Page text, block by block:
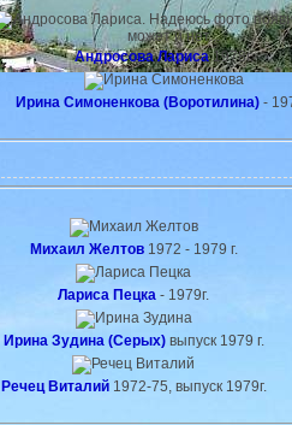
Андросова Лариса1978г.
Ирина Симоненкова (Воротилина)-
Михаил Желтов1972 - 1979 г.
Лариса Пецка - 1979г.
Ирина Зудина (Серых)выпуск 1979 г.
Речец Виталий1972-75, выпуск 1979г.